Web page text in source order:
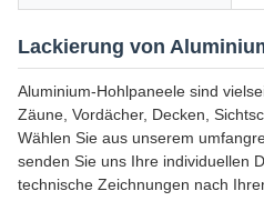
Lackierung von
Aluminium-Hohlpaneele sind
Zäune, Vordächer, Decken,
Wählen Sie aus unserem
senden Sie uns Ihre individuellen
technische Zeichnungen nach